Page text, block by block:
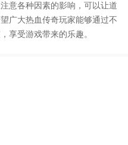
意各种因素的影响，可以让道
广大热血传奇玩家能够通过不
享受游戏带来的乐趣。